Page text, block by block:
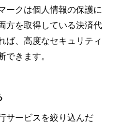
ークは個人情報の保護に
方を取得している決済代
ば、高度なセキュリティ
できます。
サービスを絞り込んだ